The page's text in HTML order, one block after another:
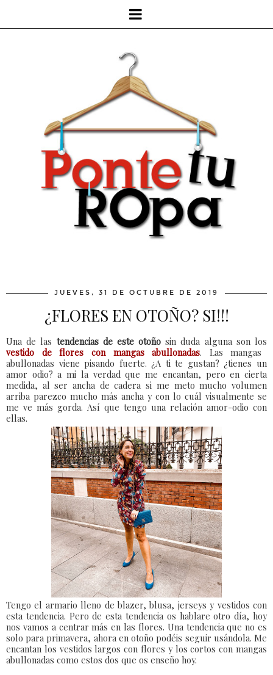
JUEVES, 31 DE OCTUBRE DE 2019
¿FLORES EN OTOÑO? SI!!!
Una de las tendencias de este otoñosin duda alguna son los
vestido de flores con mangas abullonadas. Las mangas
abullonadas viene pisando fuerte. ¿A ti te gustan? ¿tienes un
amor odio? a mi la verdad que me encantan, pero en cierta
medida, al ser ancha de cadera si me meto mucho volumen
arriba parezco mucho más ancha y con lo cuál visualmente se
me ve más gorda. Así que tengo una relación amor-odio con
ellas.
Tengo el armario lleno de blazer, blusa, jerseys y vestidos con
esta tendencia. Pero de esta tendencia os hablare otro día, hoy
nos vamos a centrar más en las flores. Una tendencia que no es
solo para primavera, ahora en otoño podéis seguir usándola. Me
encantan los vestidos largos con flores y los cortos con mangas
abullonadas como estos dos que os enseño hoy.